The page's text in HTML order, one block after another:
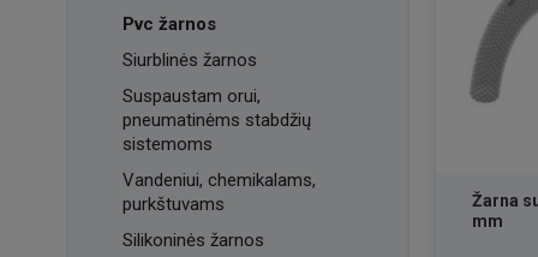
Pvc žarnos
Siurblinės žarnos
Suspaustam orui,
pneumatinėms stabdžių
sistemoms
Vandeniui, chemikalams,
purkštuvams
Silikoninės žarnos
Žarna
mm